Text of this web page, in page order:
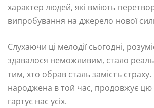
характер людей, які вміють
випробування на джерело нової
Слухаючи ці мелодії сьогодні,
здавалося неможливим, стало
тим, хто обрав сталь замість страху.
народжена в той час, продовжує
гартує нас усіх.